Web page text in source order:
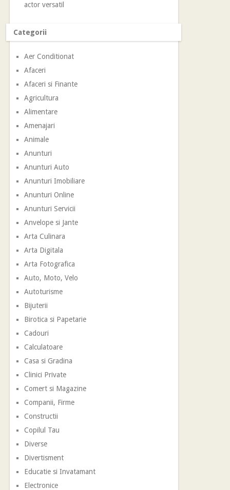
actor versatil
Categorii
Aer Conditionat
Afaceri
Afaceri si Finante
Agricultura
Alimentare
Amenajari
Animale
Anunturi
Anunturi Auto
Anunturi Imobiliare
Anunturi Online
Anunturi Servicii
Anvelope si Jante
Arta Culinara
Arta Digitala
Arta Fotografica
Auto, Moto, Velo
Autoturisme
Bijuterii
Birotica si Papetarie
Cadouri
Calculatoare
Casa si Gradina
Clinici Private
Comert si Magazine
Companii, Firme
Constructii
Copilul Tau
Diverse
Divertisment
Educatie si Invatamant
Electronice